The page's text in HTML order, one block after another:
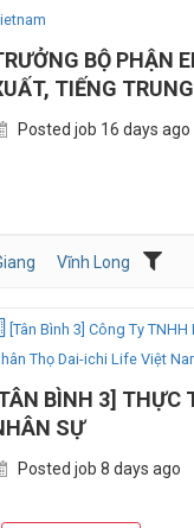
BỘ PHẬN
TIẾNG
Posted job 16 days ago
Vĩnh Long
[Tân Bình 3] Công Ty
Thọ Dai-ichi Life Việt
BÌNH 3] THỰC
SỰ
Posted job 8 days ago